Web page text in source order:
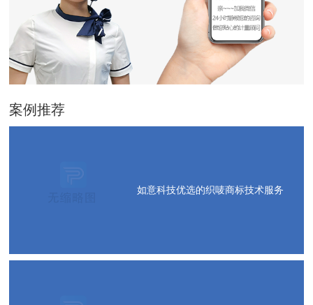
案例推荐
如意科技优选的织唛商标技术服务